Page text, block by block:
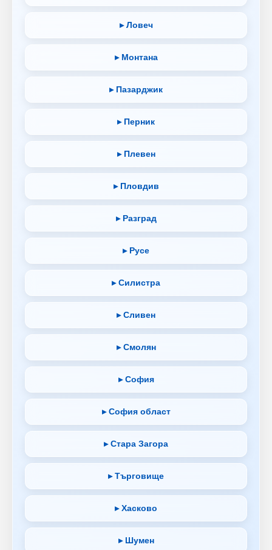
▸ Ловеч
▸ Монтана
▸ Пазарджик
▸ Перник
▸ Плевен
▸ Пловдив
▸ Разград
▸ Русе
▸ Силистра
▸ Сливен
▸ Смолян
▸ София
▸ София област
▸ Стара Загора
▸ Търговище
▸ Хасково
▸ Шумен